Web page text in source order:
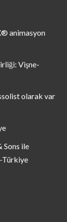
animasyon
Vişne-
olarak var
Sons ile
Türkiye